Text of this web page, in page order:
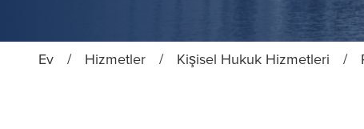
Ev / Hizmetler / Kişisel Hukuk Hizmetleri /